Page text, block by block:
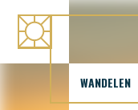
WANDELEN